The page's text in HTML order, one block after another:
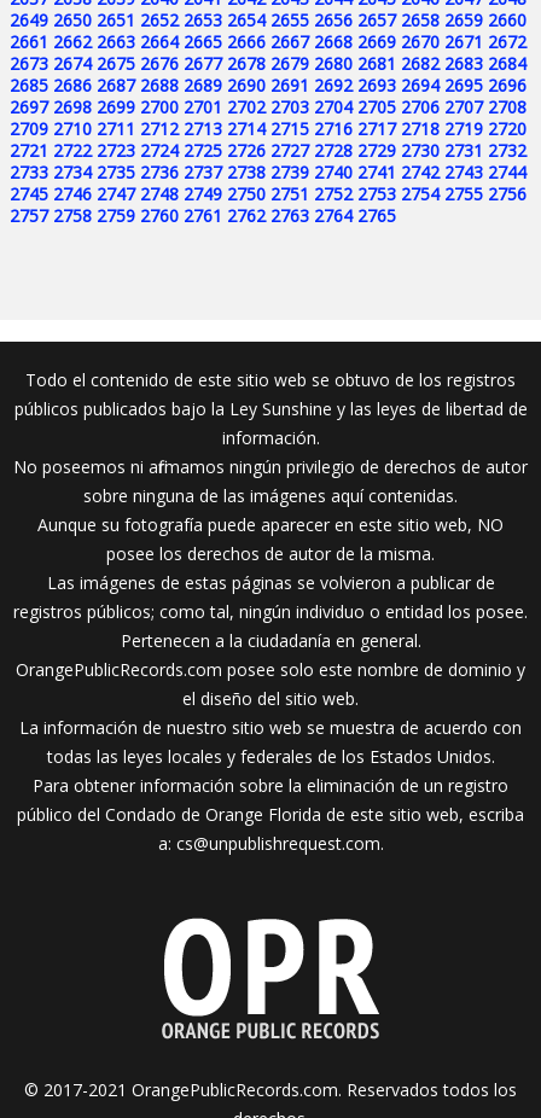
2649 2650 2651 2652 2653 2654 2655 2656 2657 2658 2659 2660
2661 2662 2663 2664 2665 2666 2667 2668 2669 2670 2671 2672
2673 2674 2675 2676 2677 2678 2679 2680 2681 2682 2683 2684
2685 2686 2687 2688 2689 2690 2691 2692 2693 2694 2695 2696
2697 2698 2699 2700 2701 2702 2703 2704 2705 2706 2707 2708
2709 2710 2711 2712 2713 2714 2715 2716 2717 2718 2719 2720
2721 2722 2723 2724 2725 2726 2727 2728 2729 2730 2731 2732
2733 2734 2735 2736 2737 2738 2739 2740 2741 2742 2743 2744
2745 2746 2747 2748 2749 2750 2751 2752 2753 2754 2755 2756
2757 2758 2759 2760 2761 2762 2763 2764 2765
Todo el contenido de este sitio web se obtuvo de los registros
públicos publicados bajo la Ley Sunshine y las leyes de libertad de
información.
No poseemos ni afirmamos ningún privilegio de derechos de autor
sobre ninguna de las imágenes aquí contenidas.
Aunque su fotografía puede aparecer en este sitio web, NO
posee los derechos de autor de la misma.
Las imágenes de estas páginas se volvieron a publicar de
registros públicos; como tal, ningún individuo o entidad los posee.
Pertenecen a la ciudadanía en general.
OrangePublicRecords.com posee solo este nombre de dominio y
el diseño del sitio web.
La información de nuestro sitio web se muestra de acuerdo con
todas las leyes locales y federales de los Estados Unidos.
Para obtener información sobre la eliminación de un registro
público del Condado de Orange Florida de este sitio web, escriba
a: cs@unpublishrequest.com.
© 2017-2021 OrangePublicRecords.com. Reservados todos los